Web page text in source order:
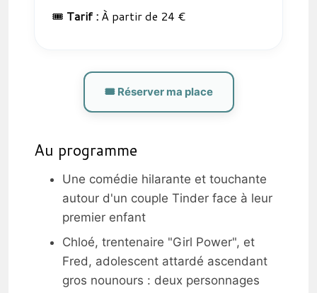
🎟️ Tarif : À partir de 24 €
🎟️ Réserver ma place
Au programme
Une comédie hilarante et touchante
autour d'un couple Tinder face à leur
premier enfant
Chloé, trentenaire "Girl Power", et
Fred, adolescent attardé ascendant
gros nounours : deux personnages